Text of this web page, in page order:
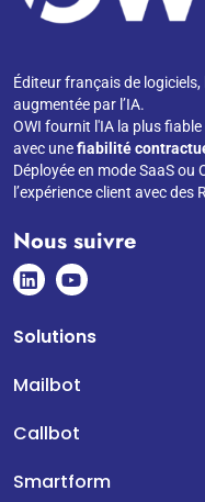
Éditeur français de logiciels,
augmentée par l’IA.
OWI fournit l'IA la plus
avec unefiabilité
Déployée en mode SaaS
l’expérience client avec
Nous suivre
Solutions
Mailbot
Callbot
Smartform